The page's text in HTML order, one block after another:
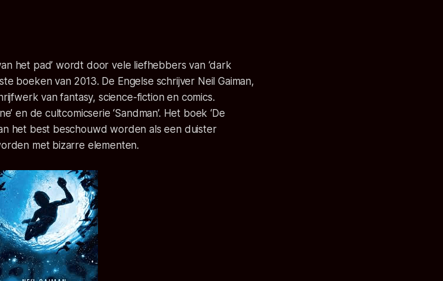
het pad’ wordt door vele liefhebbers van ‘dark
boeken van 2013. De Engelse schrijver Neil Gaiman,
van fantasy, science-fiction en comics.
en de cultcomicserie ‘Sandman’. Het boek ‘De
het best beschouwd worden als een duister
met bizarre elementen.